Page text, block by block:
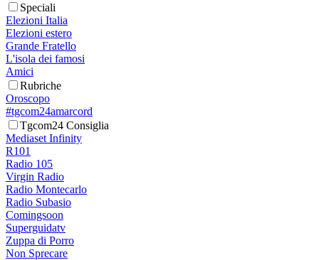
Speciali
Elezioni Italia
Elezioni estero
Grande Fratello
L'isola dei famosi
Amici
Rubriche
Oroscopo
#tgcom24amarcord
Tgcom24 Consiglia
Mediaset Infinity
R101
Radio 105
Virgin Radio
Radio Montecarlo
Radio Subasio
Comingsoon
Superguidatv
Zuppa di Porro
Non Sprecare